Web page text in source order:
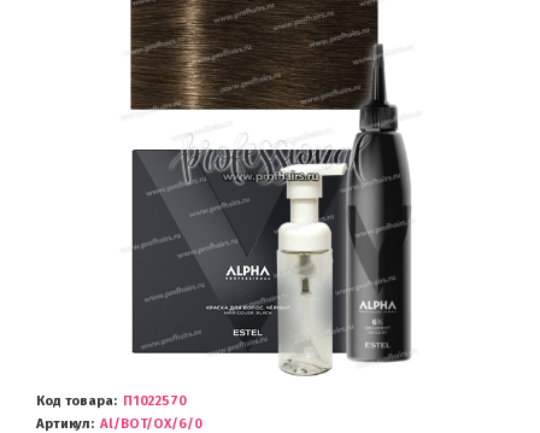
Код товара
П1022570
Артикул
Al/BOT/OX/6/0